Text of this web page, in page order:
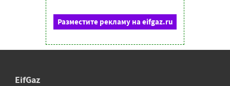
Разместите рекламу на eifgaz.ru
EifGaz